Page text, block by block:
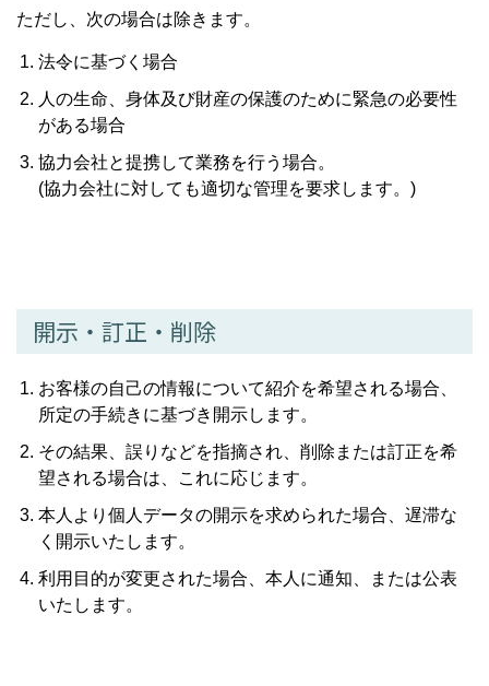
ただし、次の場合は除きます。
法令に基づく場合
人の生命、身体及び財産の保護のために緊急の必要性
がある場合
協力会社と提携して業務を行う場合。
(協力会社に対しても適切な管理を要求します。)
開示・訂正・削除
お客様の自己の情報について紹介を希望される場合、
所定の手続きに基づき開示します。
その結果、誤りなどを指摘され、削除または訂正を希
望される場合は、これに応じます。
本人より個人データの開示を求められた場合、遅滞な
く開示いたします。
利用目的が変更された場合、本人に通知、または公表
いたします。